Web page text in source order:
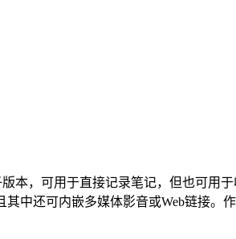
本，可用于直接记录笔记，但也可用
中还可内嵌多媒体影音或Web链接。